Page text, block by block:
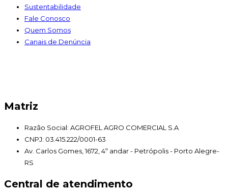
Sustentabilidade
Fale Conosco
Quem Somos
Canais de Denúncia
Matriz
Razão Social: AGROFEL AGRO COMERCIAL S.A
CNPJ: 03.415.222/0001-63
Av. Carlos Gomes, 1672, 4º andar - Petrópolis - Porto Alegre-
RS
Central de atendimento